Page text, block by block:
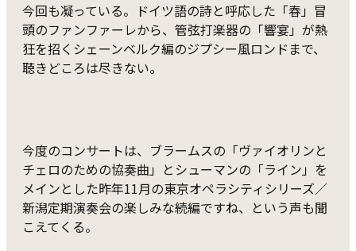
今回も凝っている。ドイツ語の詩と呼応した「春」冒
頭のファンファーレから、管弦打楽器の「響宴」が熱
狂を招くシェーンベルク編のジプシー風ロンドまで、
聴きどころは尽きない。
今度のコンサートは、ブラームスの「ヴァイオリンと
チェロのための協奏曲」とシューマンの「ライン」を
メインとした昨年11月の東京オペラシティシリーズ／
新潟定期演奏会の楽しみな続編ですね、という声も聞
こえてくる。